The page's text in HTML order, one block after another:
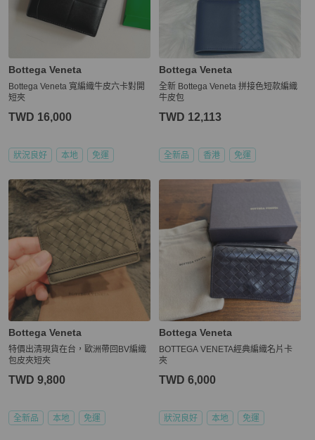
Bottega Veneta
Bottega Veneta 寬編織牛皮六卡對開
短夾
TWD 16,000
狀況良好 本地 免運
Bottega Veneta
全新 Bottega Veneta 拼接色短款編織
牛皮包
TWD 12,113
全新品 香港 免運
Bottega Veneta
特價出清現貨在台，歐洲帶回BV編織
包皮夾短夾
TWD 9,800
全新品 本地 免運
Bottega Veneta
BOTTEGA VENETA經典編織名片卡
夾
TWD 6,000
狀況良好 本地 免運